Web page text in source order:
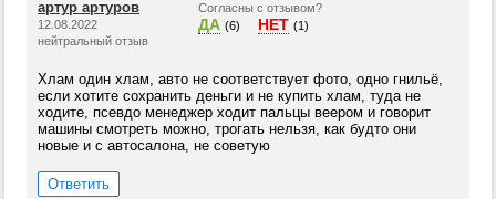
артур артуров
12.08.2022
нейтральный отзыв
Согласны с отзывом?
ДА (6) НЕТ (1)
Хлам один хлам, авто не соответствует фото, одно гнильё,
если хотите сохранить деньги и не купить хлам, туда не
ходите, псевдо менеджер ходит пальцы веером и говорит
машины смотреть можно, трогать нельзя, как будто они
новые и с автосалона, не советую
Ответить